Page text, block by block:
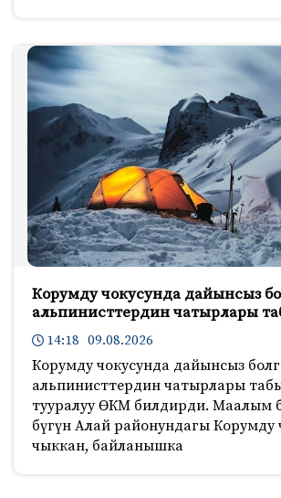
Корумду чокусунда дайынсыз
альпинисттердин чатырлары
14:18 09.08.2026
Корумду чокусунда дайынсыз
альпинисттердин чатырлары
тууралуу ӨКМ билдирди. Маалым
бүгүн Алай районундагы Корумду
чыккан, байланышка